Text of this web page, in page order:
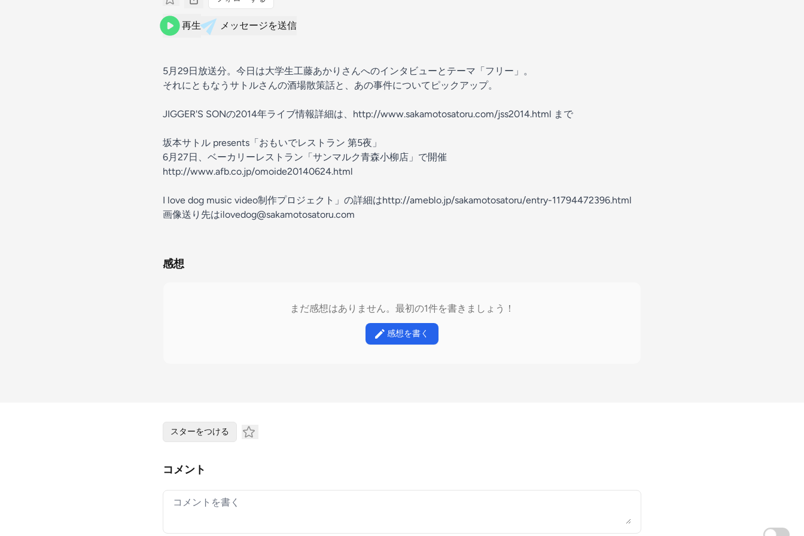
再生 メッセージを送信
5月29日放送分。今日は大学生工藤あかりさんへのインタビューとテーマ「フリー」。
それにともなうサトルさんの酒場散策話と、あの事件についてピックアップ。
JIGGER'S SONの2014年ライブ情報詳細は、http://www.sakamotosatoru.com/jss2014.html まで
坂本サトル presents「おもいでレストラン 第5夜」
6月27日、ベーカリーレストラン「サンマルク青森小柳店」で開催
http://www.afb.co.jp/omoide20140624.html
I love dog music video制作プロジェクト」の詳細はhttp://ameblo.jp/sakamotosatoru/entry-11794472396.html
画像送り先はilovedog@sakamotosatoru.com
感想
まだ感想はありません。最初の1件を書きましょう！
感想を書く
スターをつける
コメント
Your comment